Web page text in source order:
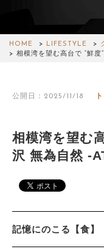
HOME LIFESTYLE
相模湾を望む高台で “鮮
公開日：2025/11/18
相模湾を望む
沢 無為自然 -
記憶にのこる【食】
WATCH
CAR&BIKE
LIFESTYLE